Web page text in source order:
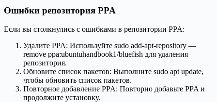
Ошибки репозитория PPA
Если вы столкнулись с ошибками в репозитории PPA:
Удалите PPA: Используйте sudo add-apt-repository —
remove ppa:ubuntuhandbook1/bluefish для удаления
репозитория.
Обновите список пакетов: Выполните sudo apt update,
чтобы обновить список пакетов.
Повторное добавление PPA: Повторно добавьте PPA и
продолжите установку.